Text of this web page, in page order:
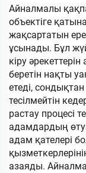
Айналмалы
объектіге
жақсартатын
ұсынады. Бұл
кіру
беретін нақты
етеді,
тесілмейтін
растау процесі
адамдардың
адам қателері
азаяды.